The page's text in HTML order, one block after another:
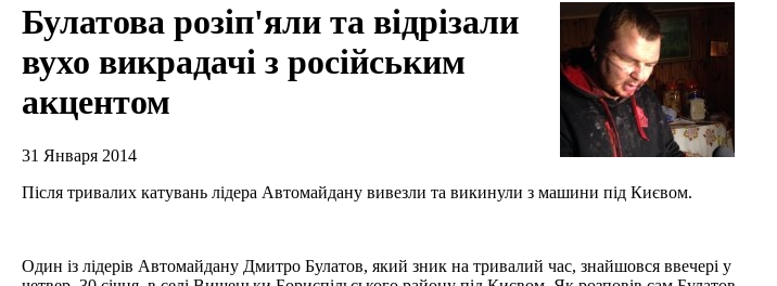
Булатова розіп'яли та відрізали
вухо викрадачі з російським
акцентом
31 Января 2014
Після тривалих катувань лідера Автомайдану вивезли та викинули з машини під Києвом.
Один із лідерів Автомайдану Дмитро Булатов, який зник на тривалий час, знайшовся ввечері у